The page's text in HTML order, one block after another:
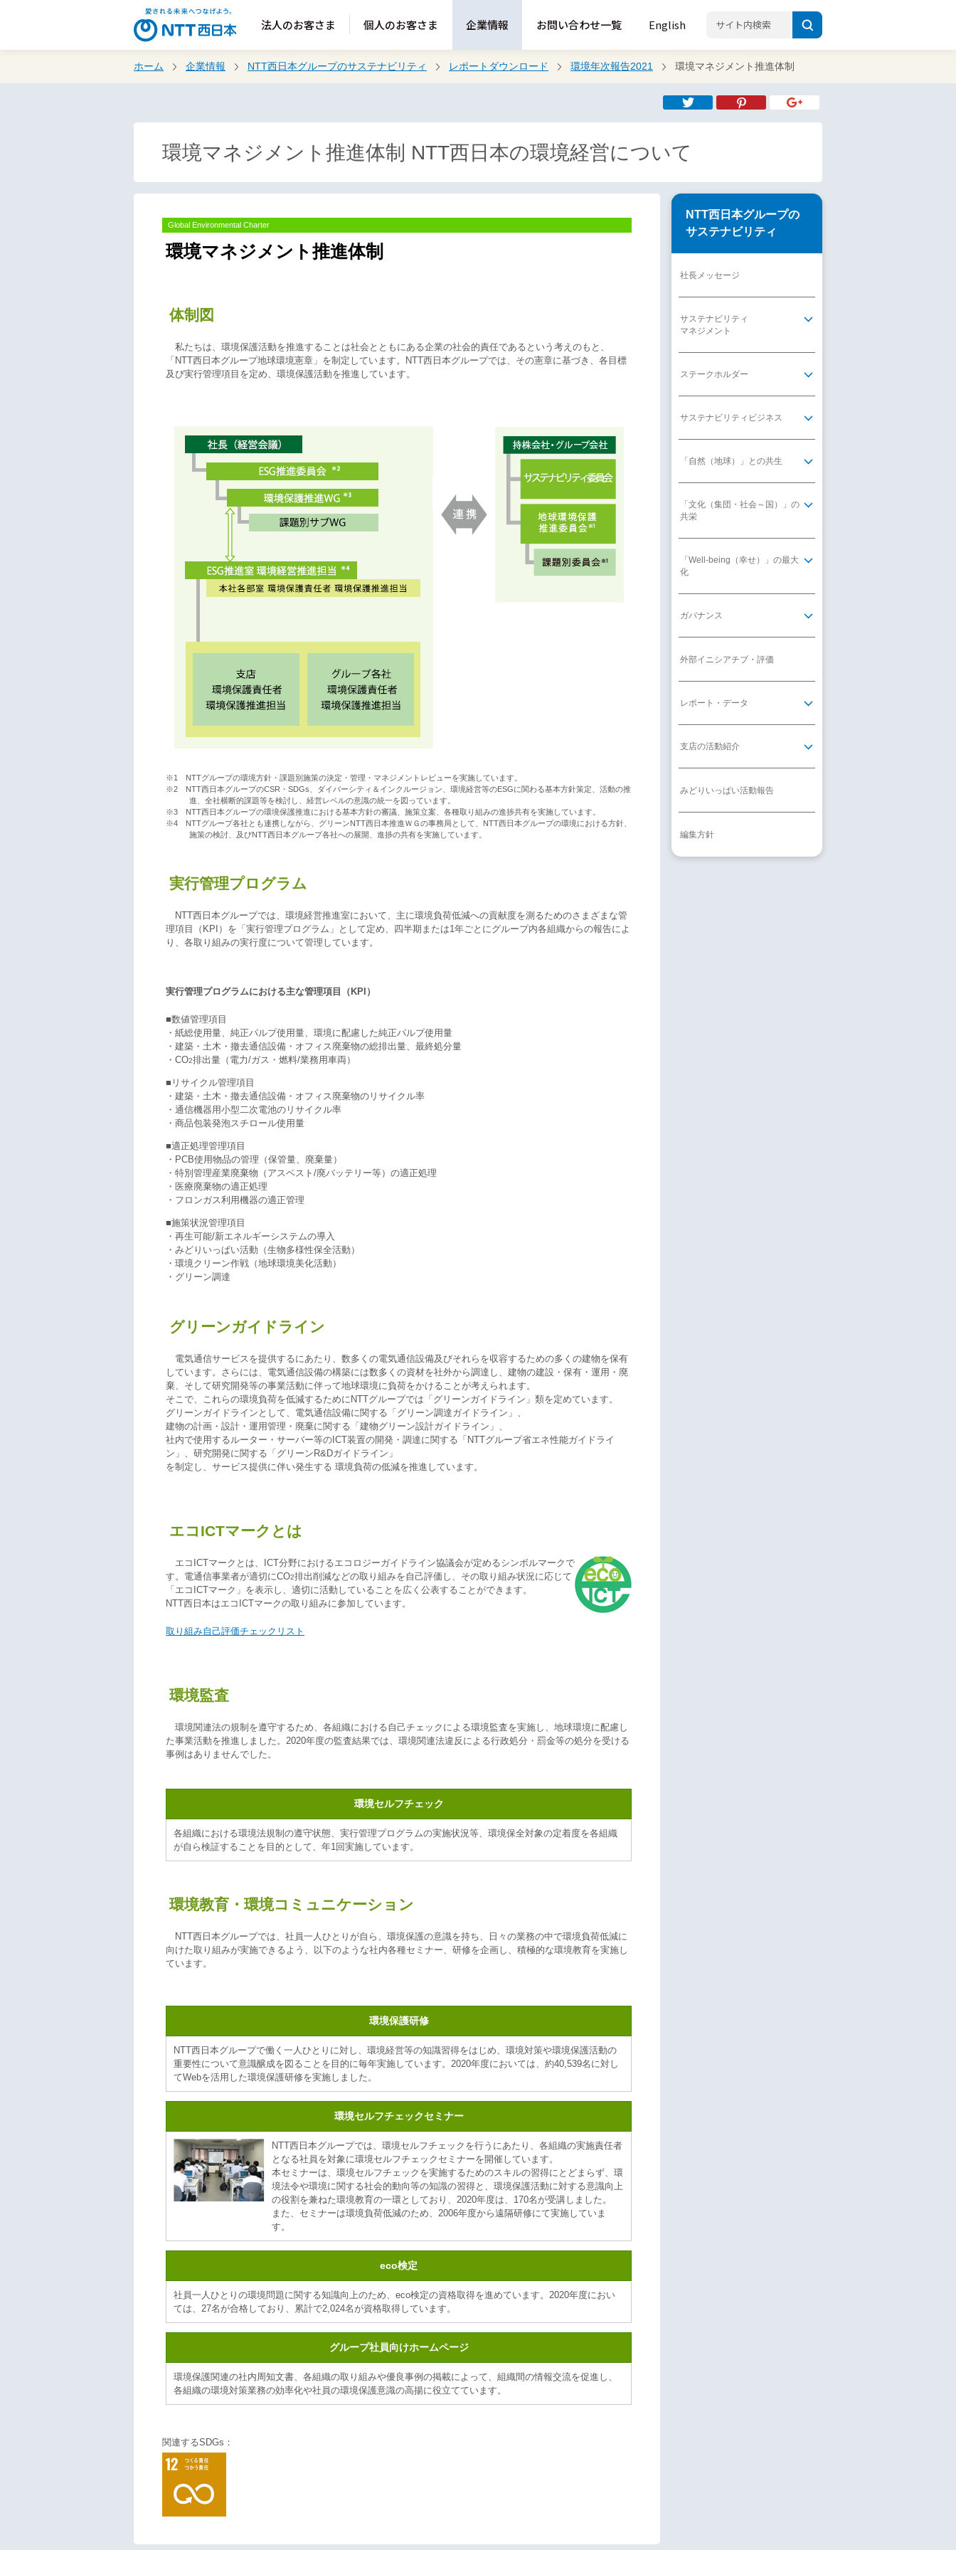
法人のお客さま 個人のお客さま 企業情報 お問い合わせ一覧 English
ホーム 企業情報 NTT西日本グループのサステナビリティ レポートダウンロード 環境年次報告2021 環境マネジメント推進体制
環境マネジメント推進体制 NTT西日本の環境経営について
Global Environmental Charter
環境マネジメント推進体制
体制図
私たちは、環境保護活動を推進することは社会とともにある企業の社会的責任であるという考えのもと、
「NTT西日本グループ地球環境憲章」を制定しています。NTT西日本グループでは、その憲章に基づき、各目標
及び実行管理項目を定め、環境保護活動を推進しています。
※1 NTTグループの環境方針・課題別施策の決定・管理・マネジメントレビューを実施しています。
※2 NTT西日本グループのCSR・SDGs、ダイバーシティ＆インクルージョン、環境経営等のESGに関わる基本方針策定、活動の推
進、全社横断的課題等を検討し、経営レベルの意識の統一を図っています。
※3 NTT西日本グループの環境保護推進における基本方針の審議、施策立案、各種取り組みの進捗共有を実施しています。
※4 NTTグループ各社とも連携しながら、グリーンNTT西日本推進ＷＧの事務局として、NTT西日本グループの環境における方針、
施策の検討、及びNTT西日本グループ各社への展開、進捗の共有を実施しています。
実行管理プログラム
NTT西日本グループでは、環境経営推進室において、主に環境負荷低減への貢献度を測るためのさまざまな管
理項目（KPI）を「実行管理プログラム」として定め、四半期または1年ごとにグループ内各組織からの報告によ
り、各取り組みの実行度について管理しています。
実行管理プログラムにおける主な管理項目（KPI）
■数値管理項目
・紙総使用量、純正パルプ使用量、環境に配慮した純正パルプ使用量
・建築・土木・撤去通信設備・オフィス廃棄物の総排出量、最終処分量
・CO2排出量（電力/ガス・燃料/業務用車両）
■リサイクル管理項目
・建築・土木・撤去通信設備・オフィス廃棄物のリサイクル率
・通信機器用小型二次電池のリサイクル率
・商品包装発泡スチロール使用量
■適正処理管理項目
・PCB使用物品の管理（保管量、廃棄量）
・特別管理産業廃棄物（アスベスト/廃バッテリー等）の適正処理
・医療廃棄物の適正処理
・フロンガス利用機器の適正管理
■施策状況管理項目
・再生可能/新エネルギーシステムの導入
・みどりいっぱい活動（生物多様性保全活動）
・環境クリーン作戦（地球環境美化活動）
・グリーン調達
グリーンガイドライン
電気通信サービスを提供するにあたり、数多くの電気通信設備及びそれらを収容するための多くの建物を保有
しています。さらには、電気通信設備の構築には数多くの資材を社外から調達し、建物の建設・保有・運用・廃
棄、そして研究開発等の事業活動に伴って地球環境に負荷をかけることが考えられます。
そこで、これらの環境負荷を低減するためにNTTグループでは「グリーンガイドライン」類を定めています。
グリーンガイドラインとして、電気通信設備に関する「グリーン調達ガイドライン」、
建物の計画・設計・運用管理・廃棄に関する「建物グリーン設計ガイドライン」、
社内で使用するルーター・サーバー等のICT装置の開発・調達に関する「NTTグループ省エネ性能ガイドライ
ン」、研究開発に関する「グリーンR&Dガイドライン」
を制定し、サービス提供に伴い発生する 環境負荷の低減を推進しています。
エコICTマークとは
エコICTマークとは、ICT分野におけるエコロジーガイドライン協議会が定めるシンボルマークで
す。電通信事業者が適切にCO2排出削減などの取り組みを自己評価し、その取り組み状況に応じて
「エコICTマーク」を表示し、適切に活動していることを広く公表することができます。
NTT西日本はエコICTマークの取り組みに参加しています。
取り組み自己評価チェックリスト
環境監査
環境関連法の規制を遵守するため、各組織における自己チェックによる環境監査を実施し、地球環境に配慮し
た事業活動を推進しました。2020年度の監査結果では、環境関連法違反による行政処分・罰金等の処分を受ける
事例はありませんでした。
環境セルフチェック
各組織における環境法規制の遵守状態、実行管理プログラムの実施状況等、環境保全対象の定着度を各組織
が自ら検証することを目的として、年1回実施しています。
環境教育・環境コミュニケーション
NTT西日本グループでは、社員一人ひとりが自ら、環境保護の意識を持ち、日々の業務の中で環境負荷低減に
向けた取り組みが実施できるよう、以下のような社内各種セミナー、研修を企画し、積極的な環境教育を実施し
ています。
環境保護研修
NTT西日本グループで働く一人ひとりに対し、環境経営等の知識習得をはじめ、環境対策や環境保護活動の
重要性について意識醸成を図ることを目的に毎年実施しています。2020年度においては、約40,539名に対し
てWebを活用した環境保護研修を実施しました。
環境セルフチェックセミナー
NTT西日本グループでは、環境セルフチェックを行うにあたり、各組織の実施責任者
となる社員を対象に環境セルフチェックセミナーを開催しています。
本セミナーは、環境セルフチェックを実施するためのスキルの習得にとどまらず、環
境法令や環境に関する社会的動向等の知識の習得と、環境保護活動に対する意識向上
の役割を兼ねた環境教育の一環としており、2020年度は、170名が受講しました。
また、セミナーは環境負荷低減のため、2006年度から遠隔研修にて実施していま
す。
eco検定
社員一人ひとりの環境問題に関する知識向上のため、eco検定の資格取得を進めています。2020年度におい
ては、27名が合格しており、累計で2,024名が資格取得しています。
グループ社員向けホームページ
環境保護関連の社内周知文書、各組織の取り組みや優良事例の掲載によって、組織間の情報交流を促進し、
各組織の環境対策業務の効率化や社員の環境保護意識の高揚に役立てています。
関連するSDGs：
NTT西日本グループの
サステナビリティ
社長メッセージ
サステナビリティ
マネジメント
ステークホルダー
サステナビリティビジネス
「自然（地球）」との共生
「文化（集団・社会～国）」の
共栄
「Well-being（幸せ）」の最大
化
ガバナンス
外部イニシアチブ・評価
レポート・データ
支店の活動紹介
みどりいっぱい活動報告
編集方針